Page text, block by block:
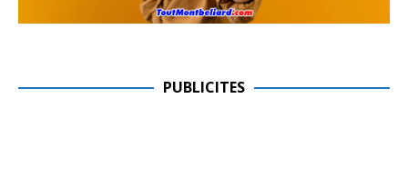
PUBLICITES